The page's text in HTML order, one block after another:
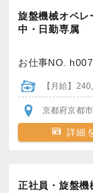
旋盤機械オペレ
中・日勤専属
お仕事NO.
【月給】
京都府京都
詳細
正社員・旋盤機